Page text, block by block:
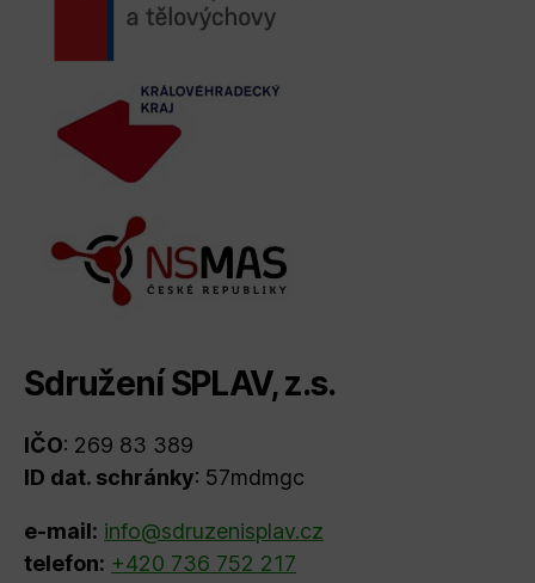
Sdružení SPLAV, z.s.
IČO: 269 83 389
ID dat. schránky: 57mdmgc
e-mail: info@sdruzenisplav.cz
telefon: +420 736 752 217